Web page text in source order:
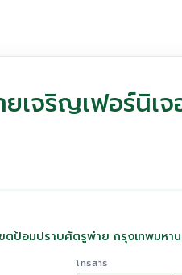
เจริญเฟอร์นิเ
ตป้อมปราบศัตรูพ่าย กรุงเทพมหา
โทรสาร